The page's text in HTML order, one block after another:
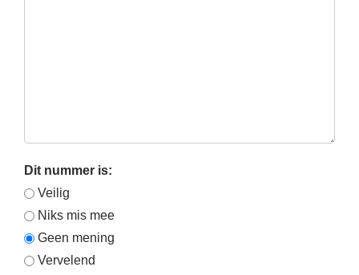
Dit nummer is:
Veilig
Niks mis mee
Geen mening
Vervelend